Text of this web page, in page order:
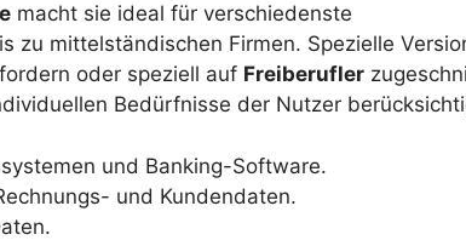
macht sie ideal für verschiedenste
zu mittelständischen Firmen. Spezielle
oder speziell auf Freiberufler
Bedürfnisse der Nutzer
und Banking-Software.
und Kundendaten.